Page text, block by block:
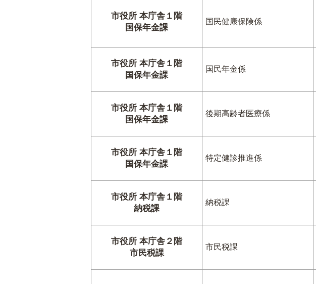
市役所 本庁舎１階
国保年金課
国民健康保険係
市役所 本庁舎１階
国保年金課
国民年金係
市役所 本庁舎１階
国保年金課
後期高齢者医療係
市役所 本庁舎１階
国保年金課
特定健診推進係
市役所 本庁舎１階
納税課
納税課
市役所 本庁舎２階
市民税課
市民税課